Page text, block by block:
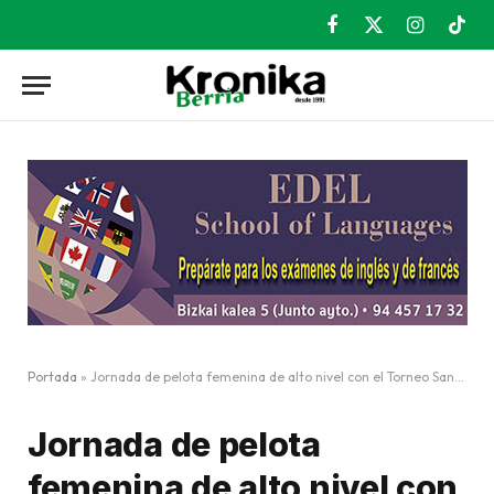
Facebook
X
Instagram
Portada » Jornada de pelota femenina de alto nivel con el Torneo San Fermín
Jornada de pelota